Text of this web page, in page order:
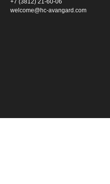
+7 (3812) 21-60-06
welcome@hc-avangard.com